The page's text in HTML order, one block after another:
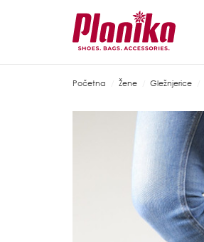
Početna Žene Gležnjerice